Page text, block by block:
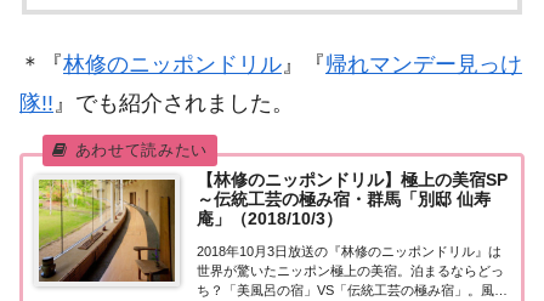
＊『林修のニッポンドリル 』『帰れマンデー見っけ
隊!! 』でも紹介されました。
【林修のニッポンドリル】極上の美宿SP
～伝統工芸の極み宿・群馬「別邸 仙寿
庵」（2018/10/3）
2018年10月3日放送の『林修のニッポンドリル』は
世界が驚いたニッポン極上の美宿。泊まるならどっ
ち？「美風呂の宿」VS「伝統工芸の極み宿」。風間